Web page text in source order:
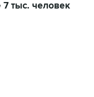
тыс. человек